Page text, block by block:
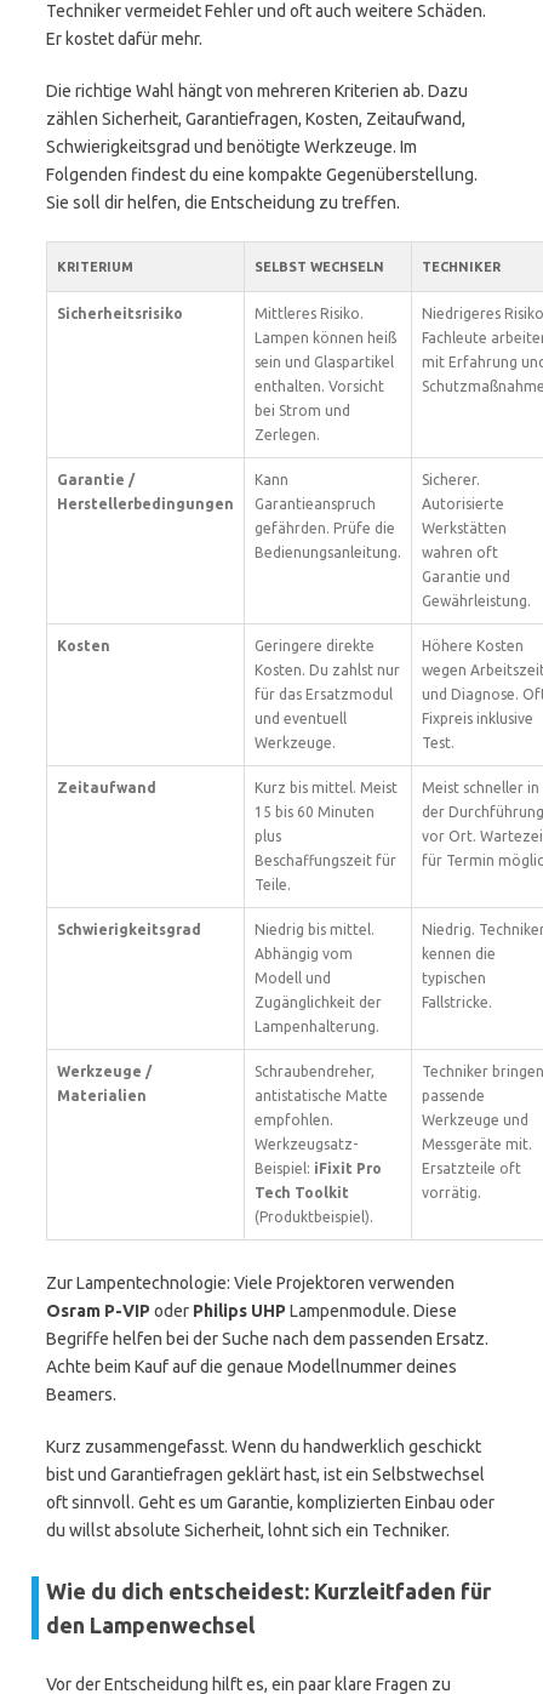
Techniker vermeidet Fehler und oft auch weitere Schäden.
Er kostet dafür mehr.
Die richtige Wahl hängt von mehreren Kriterien ab. Dazu
zählen Sicherheit, Garantiefragen, Kosten, Zeitaufwand,
Schwierigkeitsgrad und benötigte Werkzeuge. Im
Folgenden findest du eine kompakte Gegenüberstellung.
Sie soll dir helfen, die Entscheidung zu treffen.
KRITERIUM SELBST WECHSELN TECHNIKER
Sicherheitsrisiko
Mittleres Risiko.
Lampen können heiß
sein und Glaspartikel
enthalten. Vorsicht
bei Strom und
Zerlegen.
Niedrigeres
Fachleute
mit Erfahrung
Garantie /
Herstellerbedingungen
Kann
Garantieanspruch
gefährden. Prüfe die
Bedienungsanleitung.
Sicherer.
Autorisierte
Werkstätten
wahren oft
Garantie und
Gewährleistung.
Kosten
Geringere direkte
Kosten. Du zahlst nur
für das Ersatzmodul
und eventuell
Werkzeuge.
Höhere Kosten
wegen
und Diagnose.
Fixpreis inklusive
Test.
Zeitaufwand
Kurz bis mittel. Meist
15 bis 60 Minuten
plus
Beschaffungszeit für
Teile.
Meist schneller in
der Durchführung
vor Ort.
für Termin
Schwierigkeitsgrad
Niedrig bis mittel.
Abhängig vom
Modell und
Zugänglichkeit der
Lampenhalterung.
Niedrig.
kennen die
typischen
Fallstricke.
Werkzeuge /
Materialien
Schraubendreher,
antistatische Matte
empfohlen.
Werkzeugsatz-
Beispiel: iFixit Pro
Tech Toolkit
(Produktbeispiel).
Techniker bringen
passende
Werkzeuge und
Messgeräte mit.
Ersatzteile oft
vorrätig.
Zur Lampentechnologie: Viele Projektoren verwenden
Osram P-VIP oder Philips UHP Lampenmodule. Diese
Begriffe helfen bei der Suche nach dem passenden Ersatz.
Achte beim Kauf auf die genaue Modellnummer deines
Beamers.
Kurz zusammengefasst. Wenn du handwerklich geschickt
bist und Garantiefragen geklärt hast, ist ein Selbstwechsel
oft sinnvoll. Geht es um Garantie, komplizierten Einbau oder
du willst absolute Sicherheit, lohnt sich ein Techniker.
Wie du dich entscheidest: Kurzleitfaden für
den Lampenwechsel
Vor der Entscheidung hilft es, ein paar klare Fragen zu